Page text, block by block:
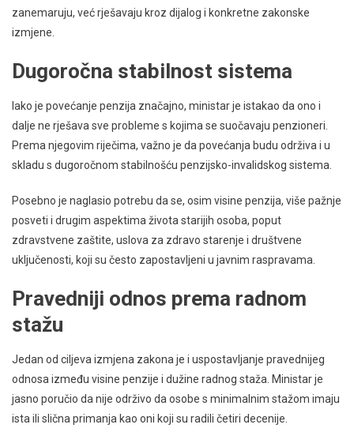
zanemaruju, već rješavaju kroz dijalog i konkretne zakonske
izmjene.
Dugoročna stabilnost sistema
Iako je povećanje penzija značajno, ministar je istakao da ono i
dalje ne rješava sve probleme s kojima se suočavaju penzioneri.
Prema njegovim riječima, važno je da povećanja budu održiva i u
skladu s dugoročnom stabilnošću penzijsko-invalidskog sistema.
Posebno je naglasio potrebu da se, osim visine penzija, više pažnje
posveti i drugim aspektima života starijih osoba, poput
zdravstvene zaštite, uslova za zdravo starenje i društvene
uključenosti, koji su često zapostavljeni u javnim raspravama.
Pravedniji odnos prema radnom
stažu
Jedan od ciljeva izmjena zakona je i uspostavljanje pravednijeg
odnosa između visine penzije i dužine radnog staža. Ministar je
jasno poručio da nije održivo da osobe s minimalnim stažom imaju
ista ili slična primanja kao oni koji su radili četiri decenije.